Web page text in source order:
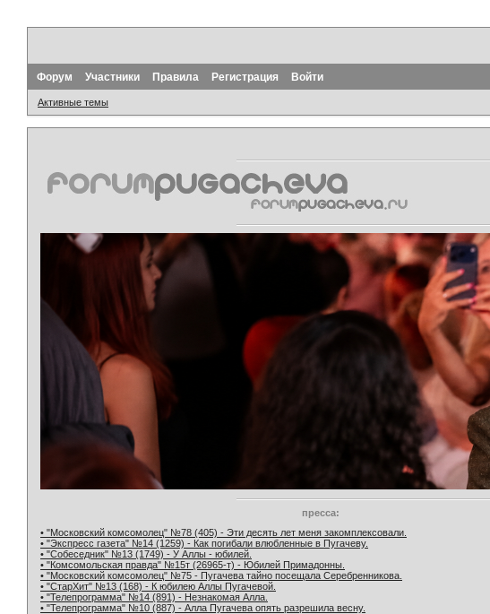
Форум Участники Правила Регистрация Войти
Активные темы
пресса:
• "Московский комсомолец" №78 (405) - Эти десять лет меня закомплексовали.
• "Экспресс газета" №14 (1259) - Как погибали влюбленные в Пугачеву.
• "Собеседник" №13 (1749) - У Аллы - юбилей.
• "Комсомольская правда" №15т (26965-т) - Юбилей Примадонны.
• "Московский комсомолец" №75 - Пугачева тайно посещала Серебренникова.
• "СтарХит" №13 (168) - К юбилею Аллы Пугачевой.
• "Телепрограмма" №14 (891) - Незнакомая Алла.
• "Телепрограмма" №10 (887) - Алла Пугачева опять разрешила весну.